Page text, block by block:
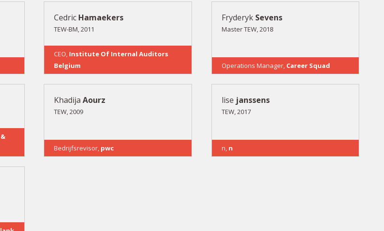
Cedric Hamaekers
TEW-BM, 2011
CEO, Institute Of Internal Auditors
Belgium
Fryderyk Sevens
Master TEW, 2018
Operations Manager, Career Squad
KhadijaAourz
TEW, 2009
Bedrijfsrevisor, pwc
lise janssens
TEW, 2017
n, n